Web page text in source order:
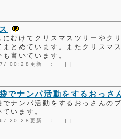
にむけてクリスマスツリーやク
まとめています。またクリスマ
も書いています。
00:28更新 ： | |
でナンパ活動をするおっさ
でナンパ活動をするおっさんの
います。
20:28更新 ： | |